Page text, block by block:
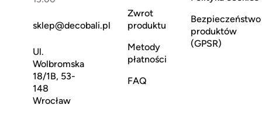
sklep@decobali.pl
Ul.
Wolbromska
18/1B, 53-
148
Wrocław
Zwrot
produktu
Metody
płatności
FAQ
Bezpieczeństwo
produktów
(GPSR)